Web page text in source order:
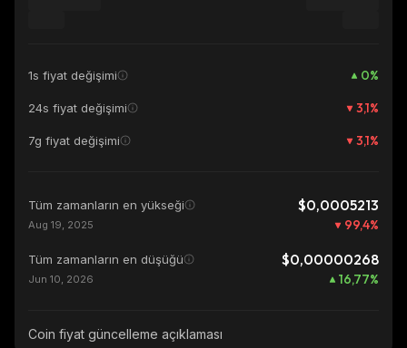
1s fiyat değişimi 0%
24s fiyat değişimi 3,1%
7g fiyat değişimi 3,1%
Tüm zamanların en yükseği $0,0005213
Aug 19, 2025 99,4%
Tüm zamanların en düşüğü $0,00000268
Jun 10, 2026 16,77%
Coin fiyat güncelleme açıklaması